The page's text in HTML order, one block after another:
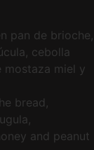
pan de brioche,
cebolla
mostaza miel y
bread,
and peanut